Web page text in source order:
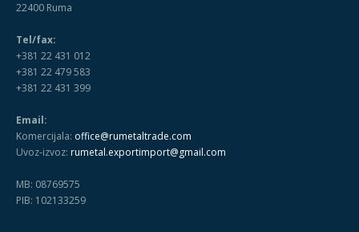
22400 Ruma
Tel/fax:
+381 22 431 012
+381 22 479 583
+381 22 431 399
Email:
Komercijala: office@rumetaltrade.com
Uvoz-izvoz: rumetal.exportimport@gmail.com
MB: 08769575
PIB: 102133259